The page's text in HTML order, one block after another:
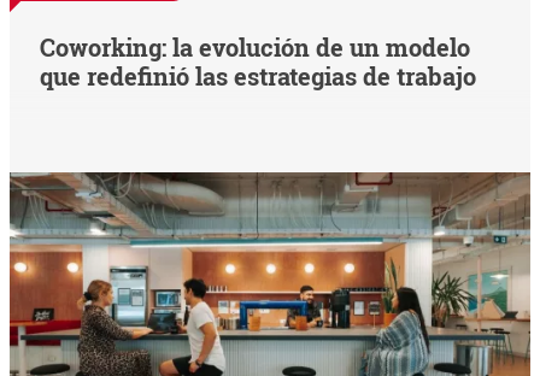
Coworking: la evolución de un modelo
que redefinió las estrategias de trabajo